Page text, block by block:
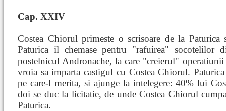
Cap. XXIV
Costea Chiorul primeste o scrisoare de la Paturica
Paturica il chemase pentru "rafuirea" socotelilor
postelnicul Andronache, la care "creierul"
vroia sa imparta castigul cu Costea Chiorul.
pe care-l merita, si ajunge la intelegere: 40% lui
doi se duc la licitatie, de unde Costea Chiorul
Paturica.